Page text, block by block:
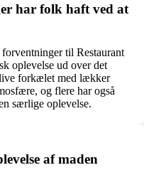
har folk haft ved at
til Restaurant
oplevelse ud over det
forkælet med lækker
og flere har også
særlige oplevelse.
af maden